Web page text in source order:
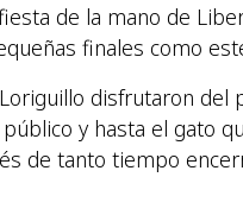
de la mano de
finales como
disfrutaron del
y hasta el gato
de tanto tiempo